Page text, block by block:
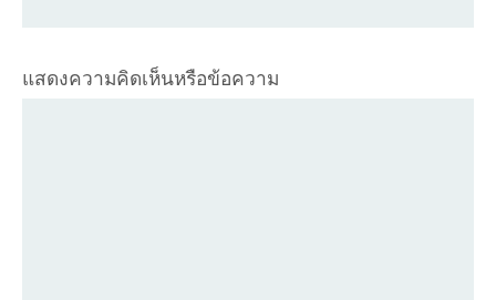
แสดงความคิดเห็นหรือข้อความ